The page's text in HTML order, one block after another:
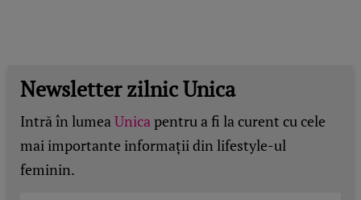
Newsletter zilnic Unica
Intră în lumeaUnicapentru a fi la curent cu cele
mai importante informații din lifestyle-ul
feminin.